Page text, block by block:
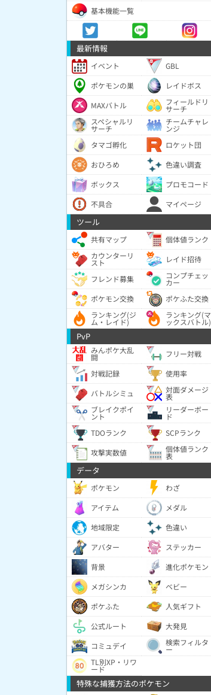
基本機能一覧
最新情報
イベント
GBL
ポケモンの巣
レイドボス
MAXバトル
フィールドリ
サーチ
スペシャルリ
サーチ
チームチャレ
ンジ
タマゴ孵化
ロケット団
おひろめ
色違い調査
ボックス
プロモコード
不具合
マイページ
ツール
共有マップ
個体値ランク
カウンターリ
スト
レイド招待
フレンド募集
コンプチェッ
カー
ポケモン交換
ポケふた交換
ランキング(ジ
ム・レイド)
ランキング(マ
ックスバトル)
PvP
みんポケ大乱
闘
フリー対戦
対戦記録
使用率
バトルシミュ
対面ダメージ
表
ブレイクポイ
ント
リーダーボー
ド
TDOランク
SCPランク
攻撃実数値
個体値ランク
表
データ
ポケモン
わざ
アイテム
メダル
地域限定
色違い
アバター
ステッカー
背景
進化ポケモン
メガシンカ
ベビー
ポケふた
人気ギフト
公式ルート
大発見
コミュデイ
検索フィルタ
ー
TL別XP・リワ
ード
特殊な捕獲方法のポケモン